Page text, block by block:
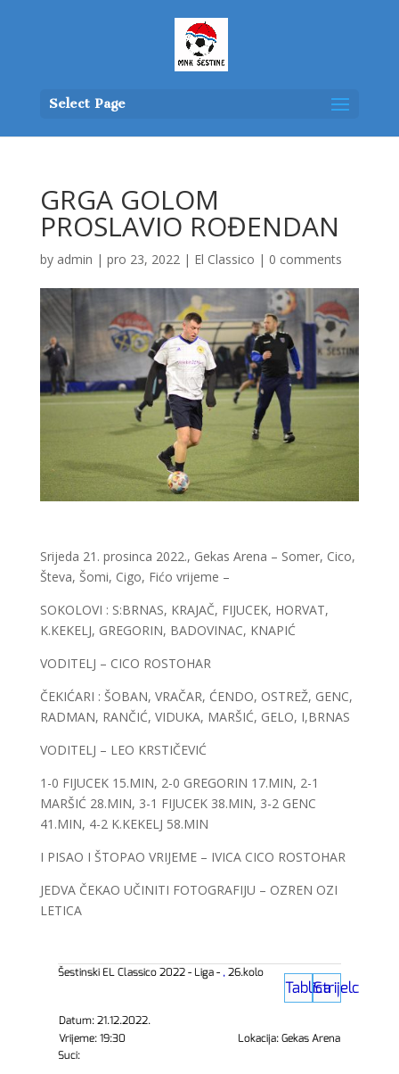
Select Page
GRGA GOLOM
PROSLAVIO ROĐENDAN
by admin | pro 23, 2022| El Classico | 0 comments
Srijeda 21. prosinca 2022., Gekas Arena – Somer, Cico,
Števa, Šomi, Cigo, Fićo vrijeme –
SOKOLOVI : S:BRNAS, KRAJAČ, FIJUCEK, HORVAT,
K.KEKELJ, GREGORIN, BADOVINAC, KNAPIĆ
VODITELJ – CICO ROSTOHAR
ČEKIĆARI : ŠOBAN, VRAČAR, ĆENDO, OSTREŽ, GENC,
RADMAN, RANČIĆ, VIDUKA, MARŠIĆ, GELO, I,BRNAS
VODITELJ – LEO KRSTIČEVIĆ
1-0 FIJUCEK 15.MIN, 2-0 GREGORIN 17.MIN, 2-1
MARŠIĆ 28.MIN, 3-1 FIJUCEK 38.MIN, 3-2 GENC
41.MIN, 4-2 K.KEKELJ 58.MIN
I PISAO I ŠTOPAO VRIJEME – IVICA CICO ROSTOHAR
JEDVA ČEKAO UČINITI FOTOGRAFIJU – OZREN OZI
LETICA